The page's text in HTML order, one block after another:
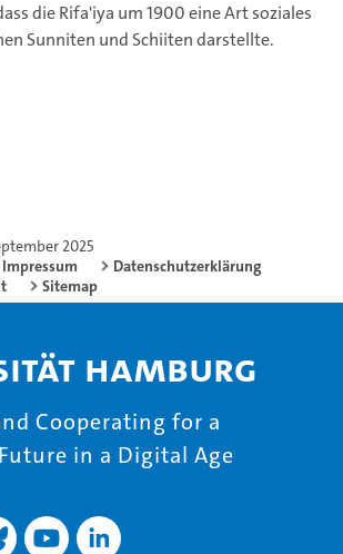
die Rifa'iya um 1900 eine Art soziales
Sunniten und Schiiten darstellte.
2025
Impressum
Datenschutzerklärung
Sitemap
Hamburg
Cooperating for a
in a Digital Age